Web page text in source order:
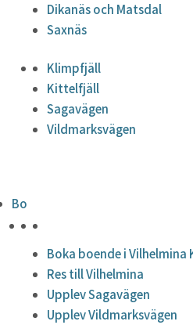
Dikanäs och Matsdal
Saxnäs
Klimpfjäll
Kittelfjäll
Sagavägen
Vildmarksvägen
Bo
Boka boende i Vilhelmina
Res till Vilhelmina
Upplev Sagavägen
Upplev Vildmarksvägen